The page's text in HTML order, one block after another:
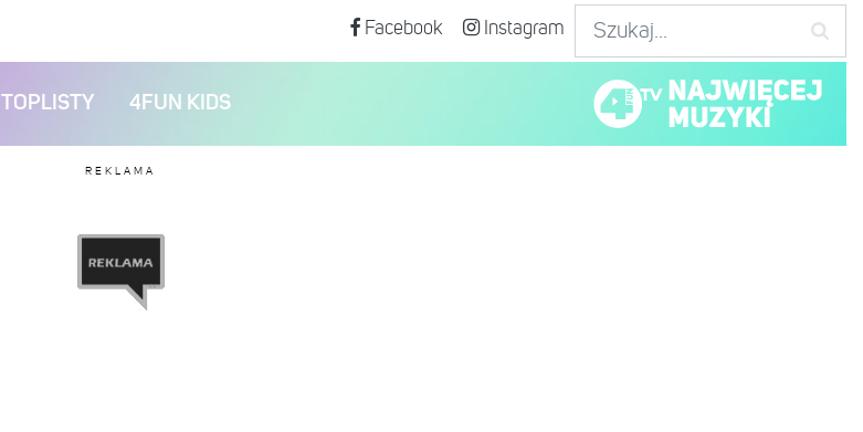
Facebook Instagram
TOPLISTY 4FUN KIDS
REKLAMA